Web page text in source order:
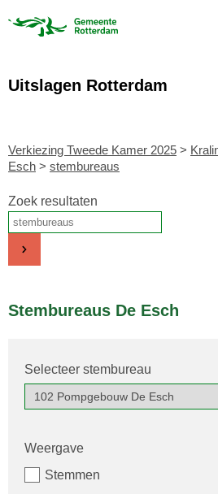
Uitslagen Rotterdam
Verkiezing Tweede Kamer 2025 >
Esch > stembureaus
Zoek resultaten
Stembureaus De Esch
Selecteer stembureau
Weergave
Stemmen